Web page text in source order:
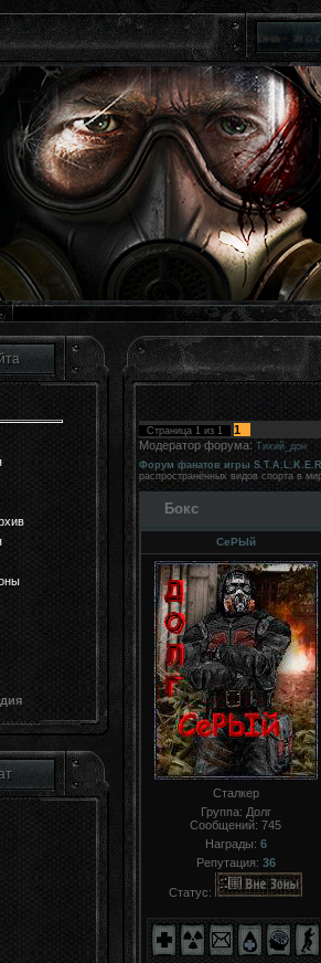
Зона - это святое
Страница 1из 1
1
Модератор форума: Тихий_дон
Форум фанатов игры
распространённых видов спорта в
Бокс
СеРЬIй
Сталкер
Группа: Долг
Сообщений: 745
Награды: 6
Репутация: 36
Статус: